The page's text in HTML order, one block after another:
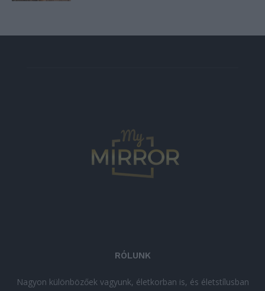
RÓLUNK
Nagyon különbözőek vagyunk, életkorban is, és életstílusban